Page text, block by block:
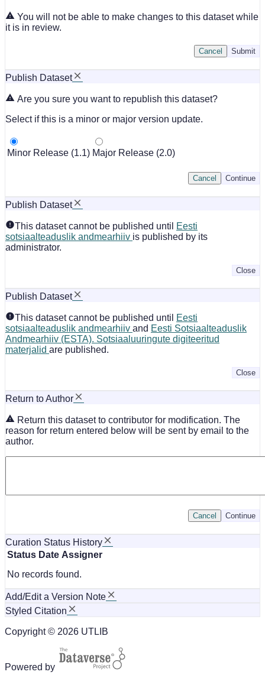
You will not be able to make changes to this dataset while
it is in review.
Submit
Cancel
Publish Dataset
Are you sure you want to republish this dataset?
Select if this is a minor or major version update.
Minor Release (1.1) Major Release (2.0)
Continue
Cancel
Publish Dataset
This dataset cannot be published until
Eesti
sotsiaalteaduslik andmearhiiv is published by its
administrator.
Close
Publish Dataset
This dataset cannot be published until
Eesti
sotsiaalteaduslik andmearhiiv and Eesti Sotsiaalteaduslik
Andmearhiiv (ESTA). Sotsiaaluuringute digiteeritud
materjalid are published.
Close
Return to Author
Return this dataset to contributor for modification. The
reason for return entered below will be sent by email to the
author.
Continue
Cancel
Curation Status History
Status Date Assigner
No records found.
Add/Edit a Version Note
Styled Citation
Copyright © 2026 UTLIB
Powered by